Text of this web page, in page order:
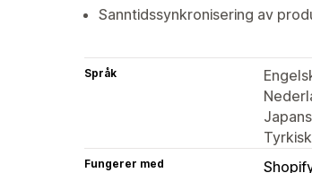
Sanntidssynkronisering av
Språk
Fungerer med